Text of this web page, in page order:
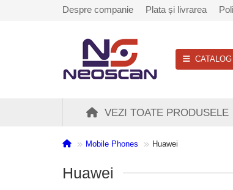
Despre companie Plata și livrarea
CATALOG
VEZI TOATE PRODUSELE
Mobile Phones Huawei
Huawei